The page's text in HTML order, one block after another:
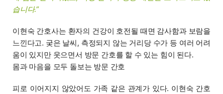
습니다.”
이현숙 간호사는 환자의 건강이 호전될 때면 감사함과 보람을
느낀다고. 궂은 날씨, 측정되지 않는 거리당 수가 등 여러 어려
움이 있지만 웃으면서 방문 간호를 할 수 있는 힘이 된다.
몸과 마음을 모두 돌보는 방문 간호
피로 이어지지 않았어도 가족 같은 관계가 있다. 이현숙 간호